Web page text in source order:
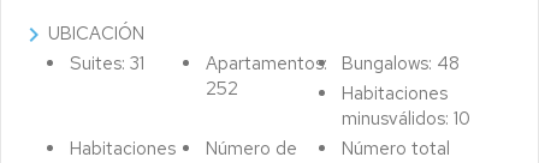
chevron_right UBICACIÓN
Suites: 31
Apartamentos:
252
Bungalows: 48
Habitaciones
minusválidos: 10
Habitaciones
Número de
Número total